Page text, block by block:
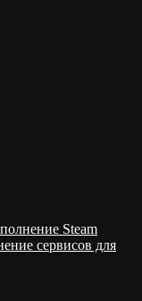
Steam
сервисов для